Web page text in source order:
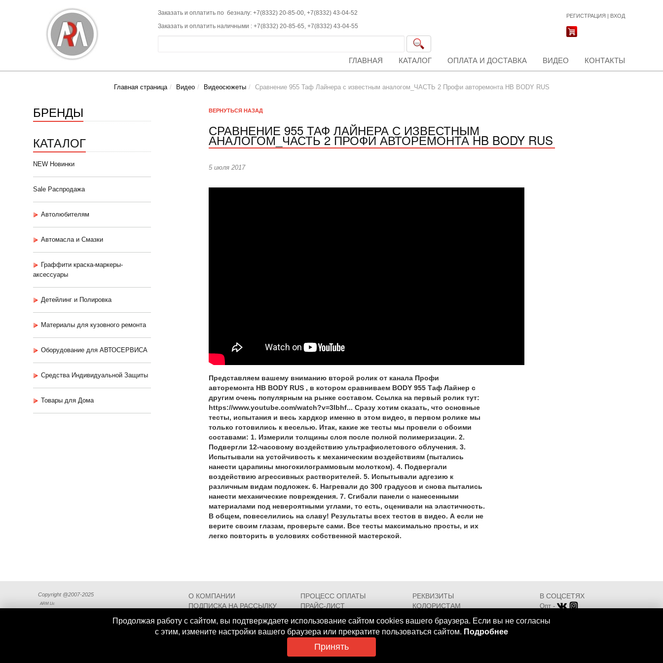
Заказать и оплатить по безналу: +7(8332) 20-85-00, +7(8332) 43-04-52
Заказать и оплатить наличными : +7(8332) 20-85-65, +7(8332) 43-04-55
РЕГИСТРАЦИЯ | ВХОД
ГЛАВНАЯ КАТАЛОГ ОПЛАТА И ДОСТАВКА ВИДЕО КОНТАКТЫ
Главная страница Видео Видеосюжеты Сравнение 955 Таф Лайнера с известным аналогом_ЧАСТЬ 2 Профи авторемонта HB BODY RUS
БРЕНДЫ
КАТАЛОГ
NEW Новинки
Sale Распродажа
Автолюбителям
Автомасла и Смазки
Граффити краска-маркеры-
аксессуары
Детейлинг и Полировка
Материалы для кузовного ремонта
Оборудование для АВТОСЕРВИСА
Средства Индивидуальной Защиты
Товары для Дома
ВЕРНУТЬСЯНАЗАД
СРАВНЕНИЕ 955 ТАФ ЛАЙНЕРА С ИЗВЕСТНЫМ
АНАЛОГОМ_ЧАСТЬ 2 ПРОФИ АВТОРЕМОНТА HB BODY RUS
5 июля 2017
Представляем вашему вниманию второй ролик от канала Профи
авторемонта HB BODY RUS , в котором сравниваем BODY 955 Таф Лайнер с
другим очень популярным на рынке составом. Ссылка на первый ролик тут:
https://www.youtube.com/watch?v=3Ibhf... Сразу хотим сказать, что основные
тесты, испытания и весь хардкор именно в этом видео, в первом ролике мы
только готовились к веселью. Итак, какие же тесты мы провели с обоими
составами: 1. Измерили толщины слоя после полной полимеризации. 2.
Подвергли 12-часовому воздействию ультрафиолетового облучения. 3.
Испытывали на устойчивость к механическим воздействиям (пытались
нанести царапины многокилограммовым молотком). 4. Подвергали
воздействию агрессивных растворителей. 5. Испытывали адгезию к
различным видам подложек. 6. Нагревали до 300 градусов и снова пытались
нанести механические повреждения. 7. Сгибали панели с нанесенными
материалами под невероятными углами, то есть, оценивали на эластичность.
В общем, повеселились на славу! Результаты всех тестов в видео. А если не
верите своим глазам, проверьте сами. Все тесты максимально просты, и их
легко повторить в условиях собственной мастерской.
Продолжая работу с сайтом, вы подтверждаете использование сайтом cookies вашего браузера. Если вы не согласны
с этим, измените настройки вашего браузера или прекратите пользоваться сайтом. Подробнее
Принять
Copyright @2007-2025
ARM Llc
О КОМПАНИИ ПРОЦЕСС ОПЛАТЫ
РЕКВИЗИТЫ
ПОДПИСКА НА РАССЫЛКУ
ПРАЙС-ЛИСТ
КОЛОРИСТАМ
СХЕМА ПРОЕЗДА
В СОЦСЕТЯХ
Опт -